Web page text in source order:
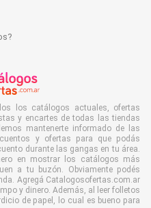
los catálogos actuales, ofertas
y encartes de todas las tiendas
mantenerte informado de las
y ofertas para que podás
durante las gangas en tu área.
en mostrar los catálogos más
a tu buzón. Obviamente podés
Agregá Catalogosofertas.com.ar
y dinero. Además, al leer folletos
de papel, lo cual es bueno para